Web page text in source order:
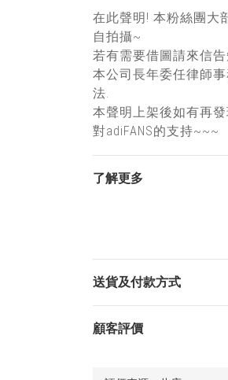
在此聲明! 本粉絲團大
自拍攝~
若有需要借圖請來信
本公司長年委任律師
法.
本聲明上架後如有再
對adiFANS的支持~~~
了解更多
送貨及付款方式
顧客評價